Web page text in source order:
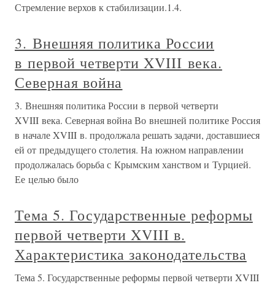
Стремление верхов к стабилизации.1.4.
3. Внешняя политика России
в первой четверти XVIII века.
Северная война
3. Внешняя политика России в первой четверти
XVIII века. Северная война Во внешней политике Россия
в начале XVIII в. продолжала решать задачи, доставшиеся
ей от предыдущего столетия. На южном направлении
продолжалась борьба с Крымским ханством и Турцией.
Ее целью было
Тема 5. Государственные реформы
первой четверти XVIII в.
Характеристика законодательства
Тема 5. Государственные реформы первой четверти XVIII